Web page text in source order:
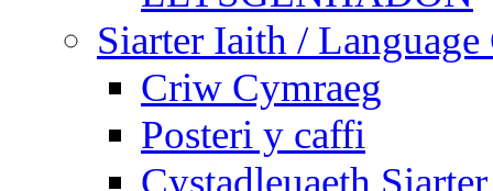
Siarter Iaith / Language
Criw Cymraeg
Posteri y caffi
Cystadleuaeth